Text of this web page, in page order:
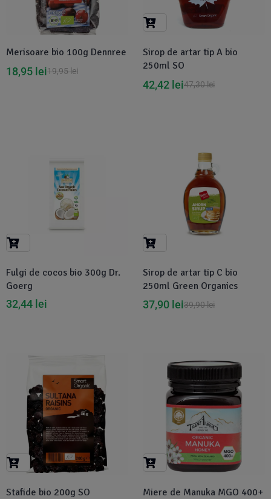
Merisoare bio 100g Dennree
19,95lei
18,95 lei
Sirop de artar tip A bio
250ml SO
47,30lei
42,42 lei
Fulgi de cocos bio 300g Dr.
Goerg
32,44 lei
Sirop de artar tip C bio
250ml Green Organics
39,90lei
37,90 lei
Stafide bio 200g SO
-5%
Miere de Manuka MGO 400+